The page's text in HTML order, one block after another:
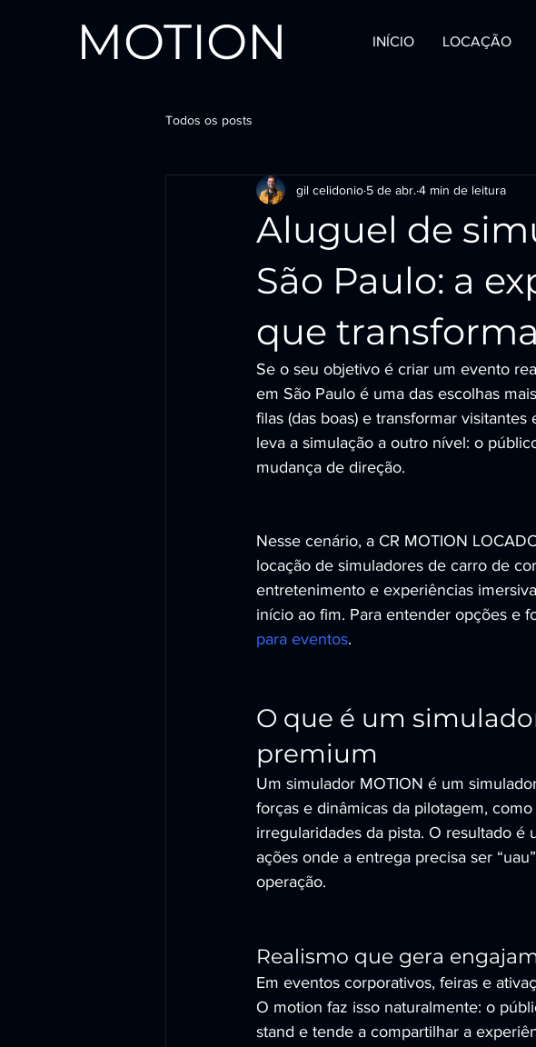
MOTION INÍCIO LOCAÇÃO
Todos os posts
Aluguel de
São Paulo: a
que
gil celidonio 5 de abr. 4 min de leitura
Se o seu objetivo é criar um evento
em São Paulo é uma das escolhas
filas (das boas) e transformar
leva a simulação a outro nível: o
mudança de direção.
Nesse cenário, a CR MOTION
locação de simuladores de carro de
entretenimento e experiências
início ao fim. Para entender opções e
para eventos.
O que é um
premium
Um simulador MOTION é um
forças e dinâmicas da pilotagem,
irregularidades da pista. O resultado
ações onde a entrega precisa ser
operação.
Realismo que gera
Em eventos corporativos, feiras e
O motion faz isso naturalmente: o
stand e tende a compartilhar a